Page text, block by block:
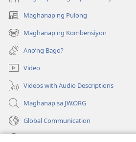
Maghanap ng Pulong
(may
bubukas
na
bagong
window)
Maghanap ng Kombensiyon
(may
bubukas
na
bagong
window)
Ano’ng Bago?
Video
Videos with Audio Descriptions
Maghanap sa JW.ORG
Global Communication